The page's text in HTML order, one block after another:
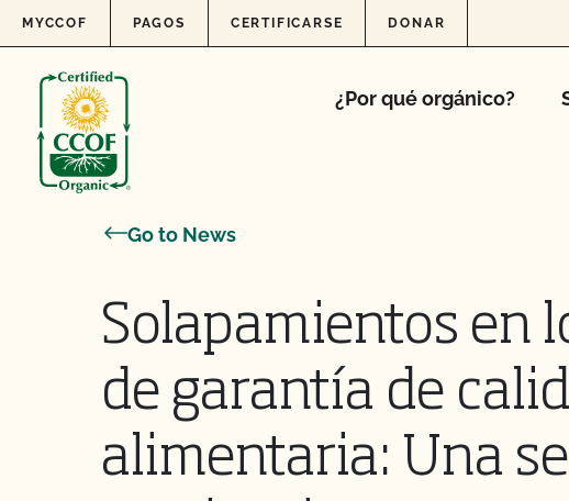
Skip to content
MYCCOF PAGOS CERTIFICARSE DONAR
¿Por qué orgánico?
Go to News
Solapamientos en
de garantía de
alimentaria: Una